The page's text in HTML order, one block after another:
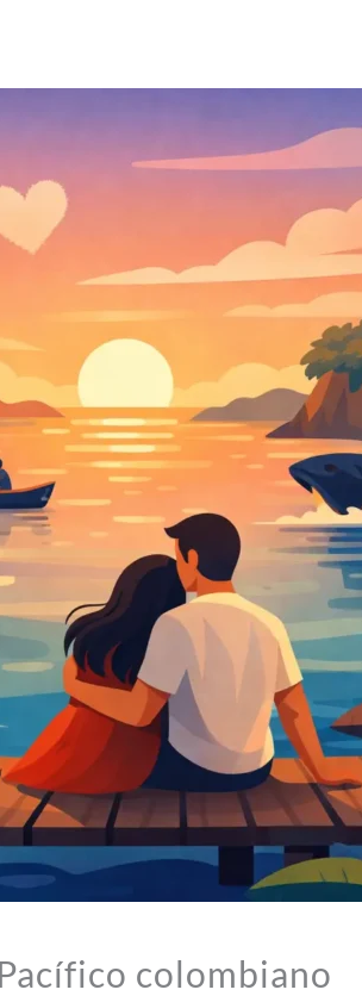
colombiano